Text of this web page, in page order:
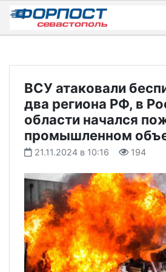
Skip
content
ВСУ атаковали
два региона РФ, в
области начался
промышленном
21.11.2024 в 10:16 194